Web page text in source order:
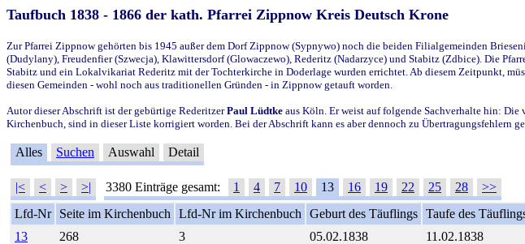
Taufbuch 1838 - 1866 der kath. Pfarrei Zippnow Kreis Deutsch Krone
Zur Pfarrei Zippnow gehörten bis 1945 außer dem Dorf Zippnow (Sypnywo) noch die beiden Filialgemeinden
(Dudylany), Freudenfier (Szwecja), Klawittersdorf (Glowaczewo), Rederitz (Nadarzyce) und Stabitz (Zdbice). Die
Stabitz und ein Lokalvikariat Rederitz mit der Tochterkirche in Doderlage wurden errichtet. Ab diesem Zeitpunkt,
diesen Gemeinden - wohl noch aus traditionellen Gründen - in Zippnow getauft worden.
Autor dieser Abschrift ist der gebürtige RederitzerPaul Lüdtke aus Köln. Er weist auf folgende Sachverhalte hin:
Kirchenbuch, sind in dieser Liste korrigiert worden. Bei der Abschrift kann es aber dennoch zu Übertragungsfehlern
Alles Suchen Auswahl Detail
|< < > >| 3380 Einträge gesamt: 1 4 7 10 13 16 19 22 25 28
>>
Lfd-Nr
Seite im Kirchenbuch Lfd-Nr im Kirchenbuch Geburt des Täuflings Taufe des
13
268 3 05.02.1838 11.02.1838